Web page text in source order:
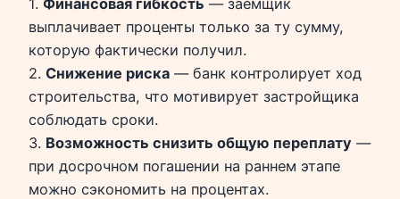
выплачивает проценты только за ту сумму,
которую фактически получил.
2. Снижение риска — банк контролирует ход
строительства, что мотивирует застройщика
соблюдать сроки.
3. Возможность снизить общую переплату —
при досрочном погашении на раннем этапе
можно сэкономить на процентах.